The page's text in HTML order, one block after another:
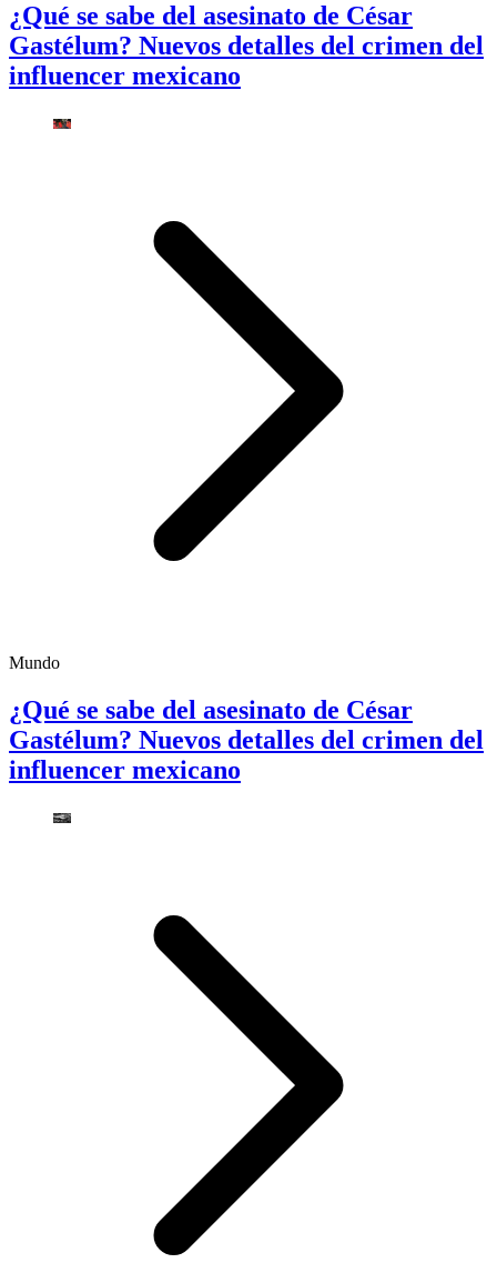
¿Qué se sabe del asesinato de César
Gastélum? Nuevos detalles del crimen del
influencer mexicano
Mundo
¿Qué se sabe del asesinato de César
Gastélum? Nuevos detalles del crimen del
influencer mexicano